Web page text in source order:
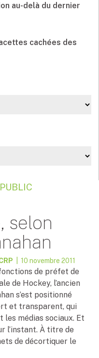
au-delà du dernier
cachées des
selon
| 10 novembre 2011
de préfet de
de Hockey, l’ancien
s’est positionné
et transparent, qui
les médias sociaux. Et
l’instant. À titre de
de décortiquer le